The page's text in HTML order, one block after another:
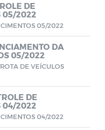
Saúde
TCE-PB
ESCOLARES E
ADJUNTOS
DE
05/2022
05/2022
DA
05/2022
DE VEÍCULOS
DE
04/2022
04/2022